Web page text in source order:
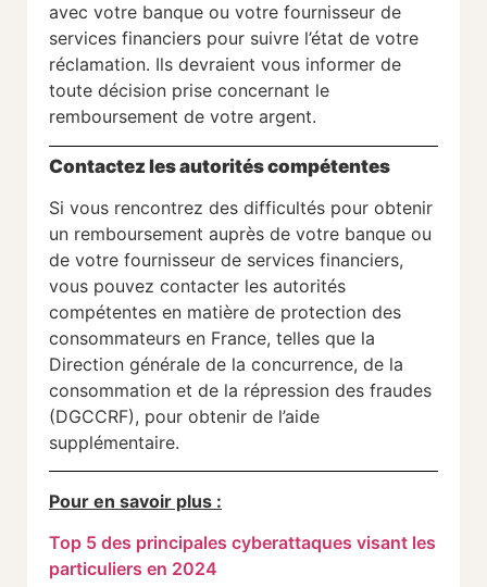
avec votre banque ou votre fournisseur de
services financiers pour suivre l’état de votre
réclamation. Ils devraient vous informer de
toute décision prise concernant le
remboursement de votre argent.
Contactez les autorités compétentes
Si vous rencontrez des difficultés pour obtenir
un remboursement auprès de votre banque ou
de votre fournisseur de services financiers,
vous pouvez contacter les autorités
compétentes en matière de protection des
consommateurs en France, telles que la
Direction générale de la concurrence, de la
consommation et de la répression des fraudes
(DGCCRF), pour obtenir de l’aide
supplémentaire.
Pour en savoir plus :
Top 5 des principales cyberattaques visant les
particuliers en 2024